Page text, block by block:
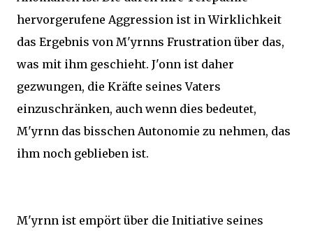
hervorgerufene Aggression ist in Wirklichkeit
das Ergebnis von M'yrnns Frustration über das,
was mit ihm geschieht. J'onn ist daher
gezwungen, die Kräfte seines Vaters
einzuschränken, auch wenn dies bedeutet,
M'yrnn das bisschen Autonomie zu nehmen, das
ihm noch geblieben ist.
M'yrnn ist empört über die Initiative seines